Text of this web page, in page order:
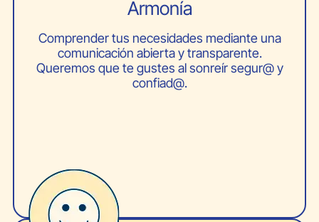
Armonía
Comprender tus necesidades mediante una
comunicación abierta y transparente.
Queremos que te gustes al sonreír segur@ y
confiad@.